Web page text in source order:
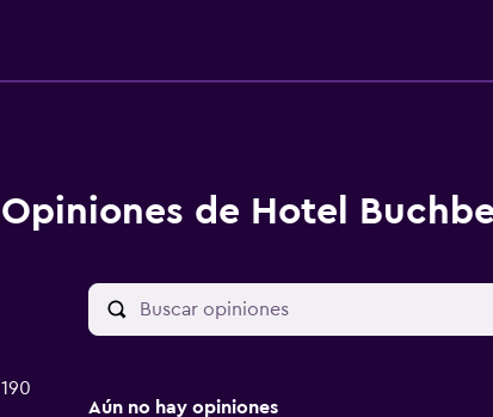
Opiniones de Hotel
190
Aún no hay opiniones